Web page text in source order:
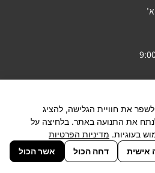
את חוויית הגלישה, להציג
את התנועה באתר. בלחיצה על
בעוגיות. מדיניות הפרטיות
אישית
דחה הכול אשר הכול